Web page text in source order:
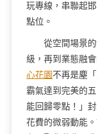
玩專線，串聯起
點位。
從空間場景
級，再到業態融
心花園不再是塵
霸氣達到完美的
能回歸零點！」
花費的微弱動能